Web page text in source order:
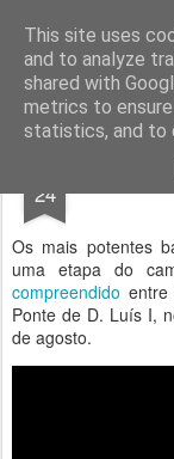
This site uses
and to analyze
shared with
metrics to
statistics, and to
Geopalavras
canal800 clique
24
Os mais potentes
uma etapa do
compreendido
Ponte de D. Luís I,
de agosto.